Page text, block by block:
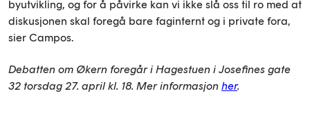
byutvikling, og for å påvirke kan vi ikke slå oss til ro med at
diskusjonen skal foregå bare faginternt og i private fora,
sier Campos.
Debatten om Økern foregår i Hagestuen i Josefines gate
32 torsdag 27. april kl. 18. Mer informasjon her.